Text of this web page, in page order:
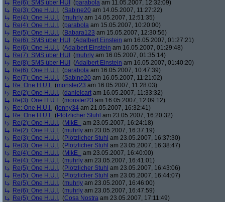
Re(6): SMS über HUI
(parabola am 11.05.2007, 12:32:09)
Re(3): One H.U.I. (Sabine20 am 14.05.2007, 11:27:22)
Re(4): One H.U.I. (muhrly am 14.05.2007, 12:51:35)
Re(4): One H.U.I. (parabola am 15.05.2007, 10:20:00)
Re(5): One H.U.I. (Babara123 am 15.05.2007, 12:30:56)
Re(6): SMS über HUI
(Adalbert Einstein am 16.05.2007, 01:27:21)
Re(6): One H.U.I. (Adalbert Einstein am 16.05.2007, 01:29:48)
Re(7): SMS über HUI
(muhrly am 16.05.2007, 01:35:14)
Re(8): SMS über HUI
(Adalbert Einstein am 16.05.2007, 01:40:20)
Re(6): One H.U.I. (parabola am 16.05.2007, 10:47:39)
Re(7): One H.U.I. (Sabine20 am 16.05.2007, 11:21:02)
Re: One H.U.I. (monster23 am 16.05.2007, 11:28:03)
Re(2): One H.U.I. (danielcart am 16.05.2007, 11:33:32)
Re(3): One H.U.I. (monster23 am 16.05.2007, 12:09:12)
Re: One H.U.I. (jonny34 am 21.05.2007, 16:32:41)
Re: One H.U.I. (Plötzlicher Stuhl am 23.05.2007, 16:20:32)
Re(2): One H.U.I. (MikE_
am 23.05.2007, 16:24:18)
Re(2): One H.U.I. (muhrly am 23.05.2007, 16:37:19)
Re(3): One H.U.I. (Plötzlicher Stuhl am 23.05.2007, 16:37:30)
Re(3): One H.U.I. (Plötzlicher Stuhl am 23.05.2007, 16:38:47)
Re(4): One H.U.I. (MikE_
am 23.05.2007, 16:40:00)
Re(4): One H.U.I. (muhrly am 23.05.2007, 16:41:01)
Re(5): One H.U.I. (Plötzlicher Stuhl am 23.05.2007, 16:43:06)
Re(5): One H.U.I. (Plötzlicher Stuhl am 23.05.2007, 16:44:07)
Re(5): One H.U.I. (muhrly am 23.05.2007, 16:46:00)
Re(6): One H.U.I. (muhrly am 23.05.2007, 16:47:59)
Re(5): One H.U.I. (Cosa Nostra am 23.05.2007, 17:11:49)